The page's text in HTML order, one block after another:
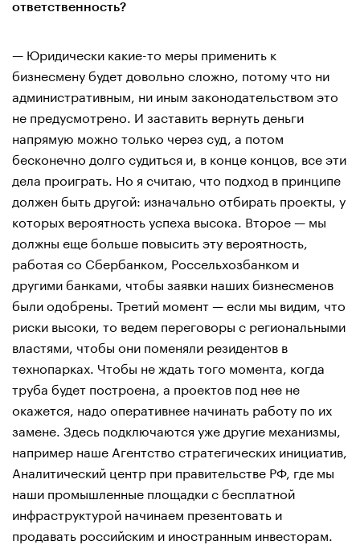
ответственность?
— Юридически какие-то меры применить к
бизнесмену будет довольно сложно, потому что ни
административным, ни иным законодательством это
не предусмотрено. И заставить вернуть деньги
напрямую можно только через суд, а потом
бесконечно долго судиться и, в конце концов, все эти
дела проиграть. Но я считаю, что подход в принципе
должен быть другой: изначально отбирать проекты, у
которых вероятность успеха высока. Второе — мы
должны еще больше повысить эту вероятность,
работая со Сбербанком, Россельхозбанком и
другими банками, чтобы заявки наших бизнесменов
были одобрены. Третий момент — если мы видим, что
риски высоки, то ведем переговоры с региональными
властями, чтобы они поменяли резидентов в
технопарках. Чтобы не ждать того момента, когда
труба будет построена, а проектов под нее не
окажется, надо оперативнее начинать работу по их
замене. Здесь подключаются уже другие механизмы,
например наше Агентство стратегических инициатив,
Аналитический центр при правительстве РФ, где мы
наши промышленные площадки с бесплатной
инфраструктурой начинаем презентовать и
продавать российским и иностранным инвесторам.